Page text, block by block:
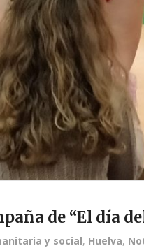
de “El día
y social, Huelva,